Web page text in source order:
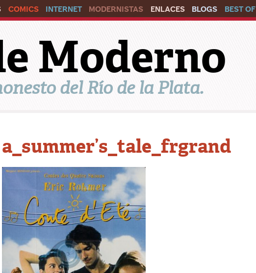
COMICS INTERNET MODERNISTAS ENLACES BLOGS BEST OF
Moderno
del Río de la Plata.
a_summer’s_tale_frgrand